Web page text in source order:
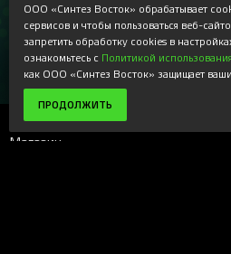
Регистрируясь, Вы
информационные рассылки и
доступные только для
Политикой
Магазин
ООО «Синтез Восток» обрабатывает
сервисов и чтобы пользоваться веб-
запретить обработку cookies в
ознакомьтесь с Политикой
как ООО «Синтез Восток» защищает ваши
ПРОДОЛЖИТЬ